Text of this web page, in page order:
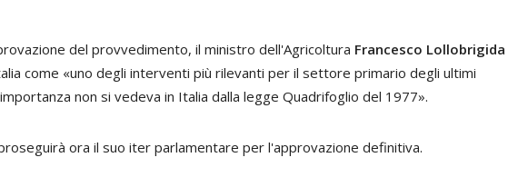
del provvedimento, il ministro dell'Agricoltura Francesco Lollobrigida
come «uno degli interventi più rilevanti per il settore primario degli ultimi
non si vedeva in Italia dalla legge Quadrifoglio del 1977».
ora il suo iter parlamentare per l'approvazione definitiva.